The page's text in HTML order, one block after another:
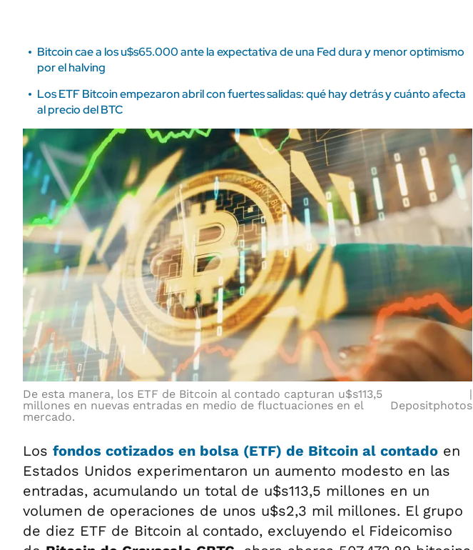
Bitcoin cae a los u$s65.000 ante la expectativa de una Fed dura y menor optimismo
por el halving
Los ETF Bitcoin empezaron abril con fuertes salidas: qué hay detrás y cuánto afecta
al precio del BTC
De esta manera, los ETF de Bitcoin al contado capturan u$s113,5
millones en nuevas entradas en medio de fluctuaciones en el
mercado.
Depositphotos
Los fondos cotizados en bolsa (ETF) de Bitcoin al contado en
Estados Unidos experimentaron un aumento modesto en las
entradas, acumulando un total de u$s113,5 millones en un
volumen de operaciones de unos u$s2,3 mil millones. El grupo
de diez ETF de Bitcoin al contado, excluyendo el Fideicomiso